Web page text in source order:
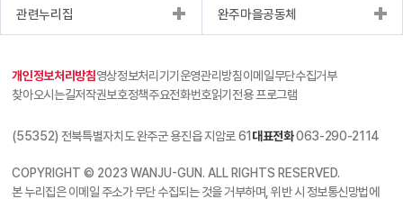
관련누리집 완주마을공동체
개인정보처리방침영상정보처리기기운영관리방침이메일무단수집거부
찾아오시는길저작권보호정책주요전화번호읽기전용 프로그램
(55352) 전북특별자치도 완주군 용진읍 지암로 61대표전화063-290-2114
COPYRIGHT © 2023 WANJU-GUN. ALL RIGHTS RESERVED.
본 누리집은 이메일 주소가 무단 수집되는 것을 거부하며, 위반 시 정보통신망법에